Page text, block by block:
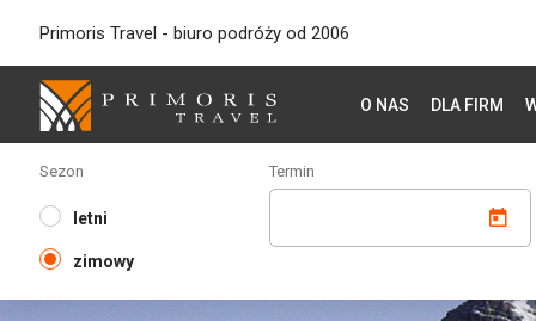
Primoris Travel - biuro podróży od 2006
O NAS DLA FIRM
Sezon
letni
zimowy
Termin